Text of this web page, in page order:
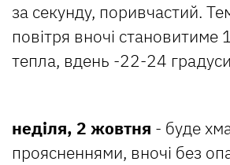
за секунду, поривчастий.
повітря вночі становитиме
тепла, вдень -22-24
неділя, 2 жовтня - буде
проясненнями, вночі без